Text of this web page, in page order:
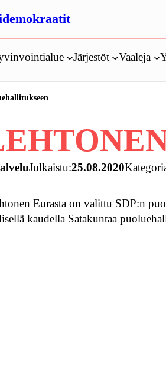
Järjestöt Vaaleja
Julkaistu:25.08.2020
Eurasta on valittu SDP:n
kaudella Satakuntaa